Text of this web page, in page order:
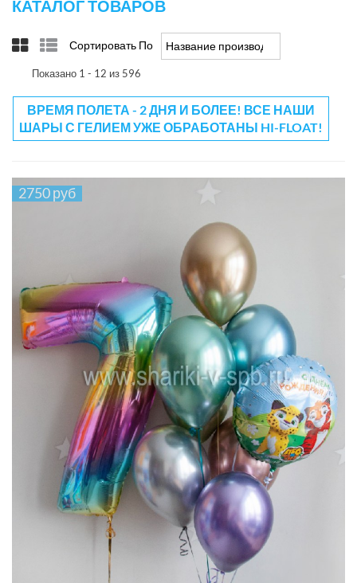
КАТАЛОГ ТОВАРОВ
Сортировать По Название производителя -/+
Показано 1 - 12 из 596
ВРЕМЯ ПОЛЕТА - 2 ДНЯ И БОЛЕЕ! ВСЕ НАШИ
ШАРЫ С ГЕЛИЕМ УЖЕ ОБРАБОТАНЫ HI-FLOAT!
2750 руб